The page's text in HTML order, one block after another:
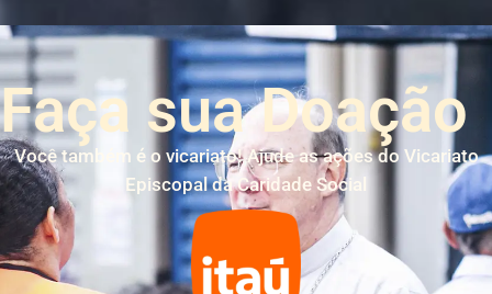
Faça sua Doação
Você também é o vicariato! Ajude as ações do Vicariato
Episcopal da Caridade Social